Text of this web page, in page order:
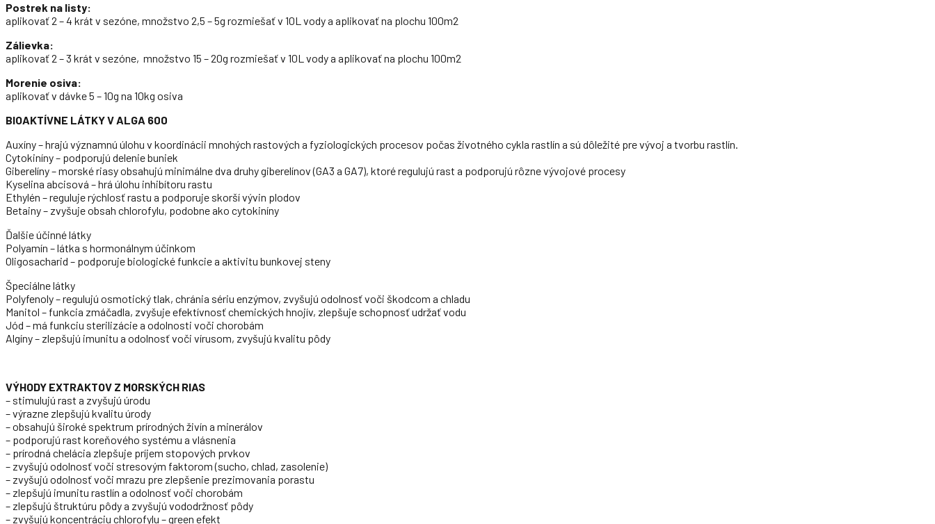
Postrek na listy:
aplikovať 2 – 4 krát v sezóne, množstvo 2,5 – 5g rozmiešať v 10L vody a aplikovať na plochu 100m2
Zálievka:
aplikovať 2 – 3 krát v sezóne, množstvo 15 – 20g rozmiešať v 10L vody a aplikovať na plochu 100m2
Morenie osiva:
aplikovať v dávke 5 – 10g na 10kg osiva
BIOAKTÍVNE LÁTKY V ALGA 600
Auxíny – hrajú významnú úlohu v koordinácii mnohých rastových a fyziologických procesov počas životného cykla rastlín a sú dôležité pre vývoj a tvorbu rastlín.
Cytokiníny – podporujú delenie buniek
Giberelíny – morské riasy obsahujú minimálne dva druhy giberelínov (GA3 a GA7), ktoré regulujú rast a podporujú rôzne vývojové procesy
Kyselina abcisová – hrá úlohu inhibítoru rastu
Ethylén – reguluje rýchlosť rastu a podporuje skorší vývin plodov
Betainy – zvyšuje obsah chlorofylu, podobne ako cytokiníny
Ďalšie účinné látky
Polyamín – látka s hormonálnym účinkom
Oligosacharid – podporuje biologické funkcie a aktivitu bunkovej steny
Špeciálne látky
Polyfenoly – regulujú osmotický tlak, chránia sériu enzýmov, zvyšujú odolnosť voči škodcom a chladu
Manitol – funkcia zmáčadla, zvyšuje efektívnosť chemických hnojív, zlepšuje schopnosť udržať vodu
Jód – má funkciu sterilizácie a odolnosti voči chorobám
Algíny – zlepšujú imunitu a odolnosť voči vírusom, zvyšujú kvalitu pôdy
VÝHODY EXTRAKTOV Z MORSKÝCH RIAS
– stimulujú rast a zvyšujú úrodu
– výrazne zlepšujú kvalitu úrody
– obsahujú široké spektrum prírodných živín a minerálov
– podporujú rast koreňového systému a vlásnenia
– prírodná chelácia zlepšuje príjem stopových prvkov
– zvyšujú odolnosť voči stresovým faktorom (sucho, chlad, zasolenie)
– zvyšujú odolnosť voči mrazu pre zlepšenie prezimovania porastu
– zlepšujú imunitu rastlín a odolnosť voči chorobám
– zlepšujú štruktúru pôdy a zvyšujú vododržnosť pôdy
– zvyšujú koncentráciu chlorofylu – green efekt